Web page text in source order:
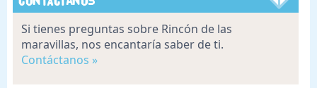
Si tienes preguntas sobre Rincón de las
maravillas, nos encantaría saber de ti.
Contáctanos »